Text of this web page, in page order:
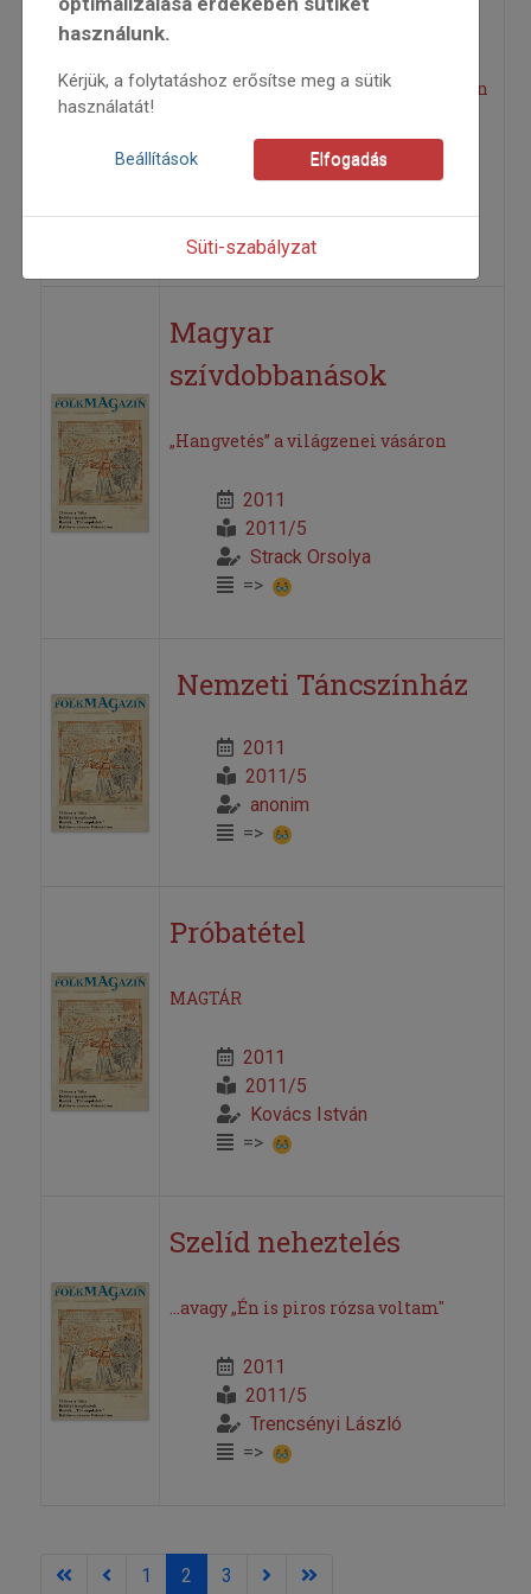
Sebestyén Márta október végi
koncertjén a pécsi Kodály Központban
2011
2011/5
Magyar
szívdobbanások
„Hangvetés” a világzenei vásáron
2011
2011/5
Strack Orsolya
=>
Nemzeti Táncszínház
2011
2011/5
anonim
=>
Próbatétel
MAGTÁR
2011
2011/5
Kovács István
=>
Szelíd neheztelés
...avagy „Én is piros rózsa voltam"
2011
2011/5
Trencsényi László
=>
1 2 3
használunk.
Kérjük, a folytatáshoz erősítse meg a sütik
használatát!
Beállítások Elfogadás
Süti-szabályzat